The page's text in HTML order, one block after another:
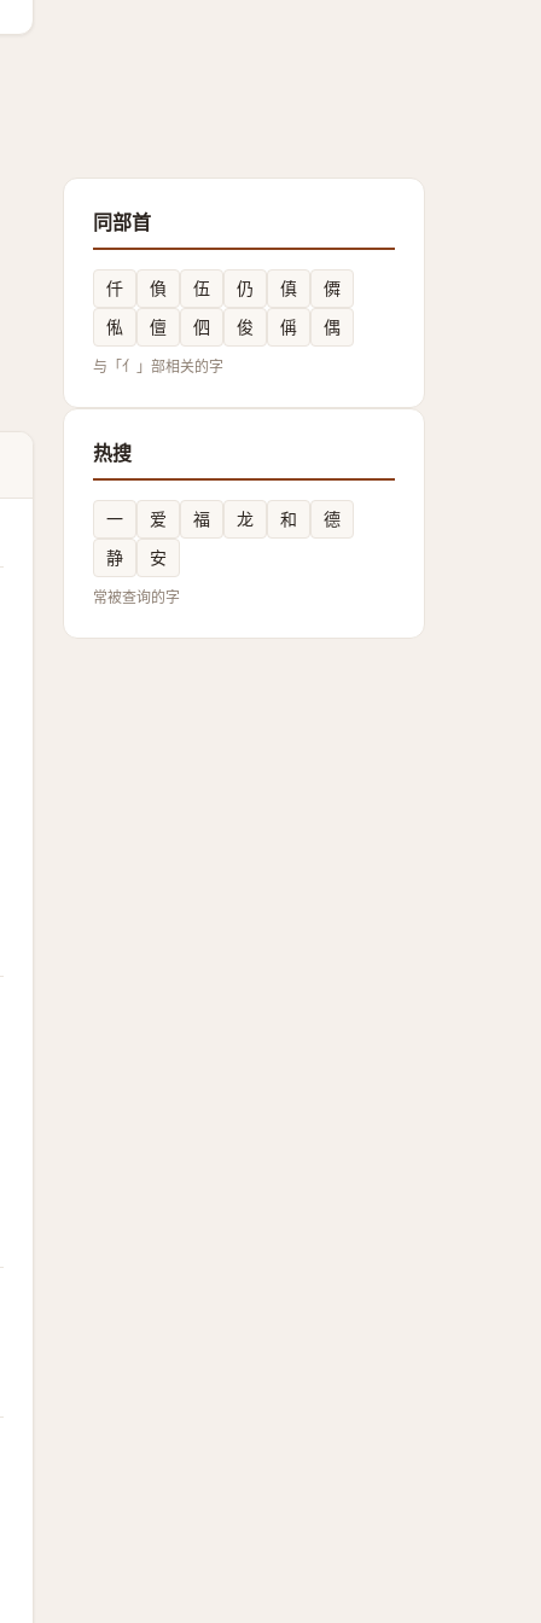
同部首
仟 偩 伍 仍 傎
僲
俬
儃 伵 俊 偁 偶
与「亻」部相关的字
热搜
一 爱 福 龙 和
德
静
安
常被查询的字